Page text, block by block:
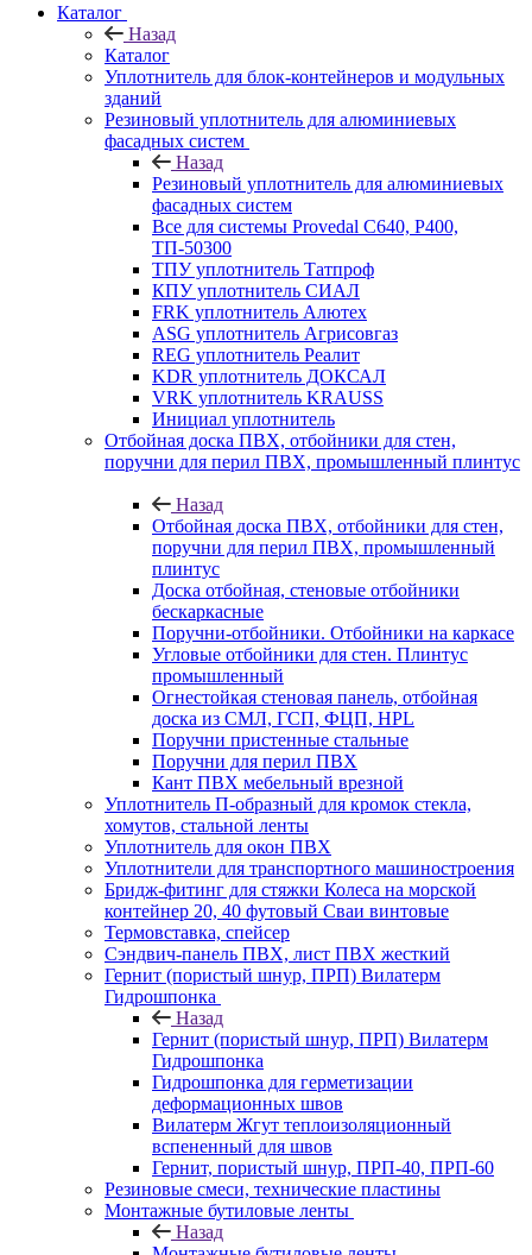
Каталог
Назад
Каталог
Уплотнитель для блок-контейнеров и модульных
зданий
Резиновый уплотнитель для алюминиевых
фасадных систем
Назад
Резиновый уплотнитель для алюминиевых
фасадных систем
Все для системы Provedal С640, Р400,
ТП-50300
ТПУ уплотнитель Татпроф
КПУ уплотнитель СИАЛ
FRK уплотнитель Алютех
ASG уплотнитель Агрисовгаз
REG уплотнитель Реалит
KDR уплотнитель ДОКСАЛ
VRK уплотнитель KRAUSS
Инициал уплотнитель
Отбойная доска ПВХ, отбойники для стен,
поручни для перил ПВХ, промышленный плинтус
Назад
Отбойная доска ПВХ, отбойники для стен,
поручни для перил ПВХ, промышленный
плинтус
Доска отбойная, стеновые отбойники
бескаркасные
Поручни-отбойники. Отбойники на каркасе
Угловые отбойники для стен. Плинтус
промышленный
Огнестойкая стеновая панель, отбойная
доска из СМЛ, ГСП, ФЦП, HPL
Поручни пристенные стальные
Поручни для перил ПВХ
Кант ПВХ мебельный врезной
Уплотнитель П-образный для кромок стекла,
хомутов, стальной ленты
Уплотнитель для окон ПВХ
Уплотнители для транспортного машиностроения
Бридж-фитинг для стяжки Колеса на морской
контейнер 20, 40 футовый Сваи винтовые
Термовставка, спейсер
Сэндвич-панель ПВХ, лист ПВХ жесткий
Гернит (пористый шнур, ПРП) Вилатерм
Гидрошпонка
Назад
Гернит (пористый шнур, ПРП) Вилатерм
Гидрошпонка
Гидрошпонка для герметизации
деформационных швов
Вилатерм Жгут теплоизоляционный
вспененный для швов
Гернит, пористый шнур, ПРП-40, ПРП-60
Резиновые смеси, технические пластины
Монтажные бутиловые ленты
Назад